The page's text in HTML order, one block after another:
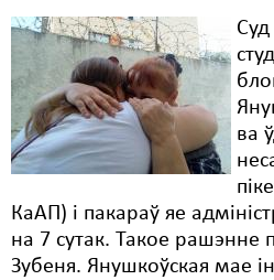
Суд
ва
КаАП) і пакараў яе
на 7 сутак. Такое рашэнне
Зубеня. Янушкоўская мае